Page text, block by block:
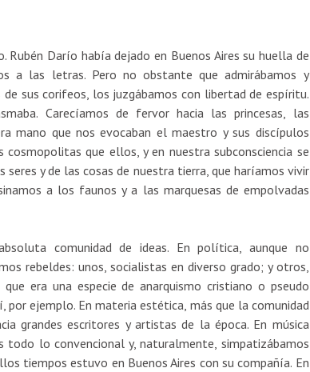
Rubén Darío había dejado en Buenos Aires su huella de
a las letras. Pero no obstante que admirábamos y
sus corifeos, los juzgábamos con libertad de espíritu.
Carecíamos de fervor hacia las princesas, las
mano que nos evocaban el maestro y sus discípulos
que ellos, y en nuestra subconsciencia se
seres y de las cosas de nuestra tierra, que haríamos vivir
a los faunos y a las marquesas de empolvadas
comunidad de ideas. En política, aunque no
rebeldes: unos, socialistas en diverso grado; y otros,
era una especie de anarquismo cristiano o pseudo
ejemplo. En materia estética, más que la comunidad
grandes escritores y artistas de la época. En música
todo lo convencional y, naturalmente, simpatizábamos
tiempos estuvo en Buenos Aires con su compañía. En